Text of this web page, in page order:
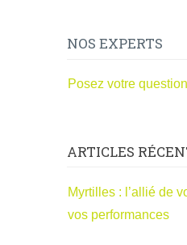
NOS EXPERTS
Posez votre
ARTICLES
Myrtilles : l’allié de
vos performances